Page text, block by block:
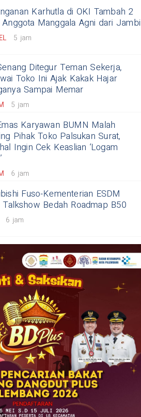
Karhutla di OKI Tambah 2
Anggota Manggala Agni dari Jambi
5 jam
Ditegur Teman Sekerja,
Toko Ini Ajak Kakak Hajar
Sampai Memar
5 jam
Karyawan BUMN Malah
Pihak Toko Palsukan Surat,
Ingin Cek Keaslian ‘Logam
6 jam
Fuso-Kementerian ESDM
Talkshow Bedah Roadmap B50
6 jam